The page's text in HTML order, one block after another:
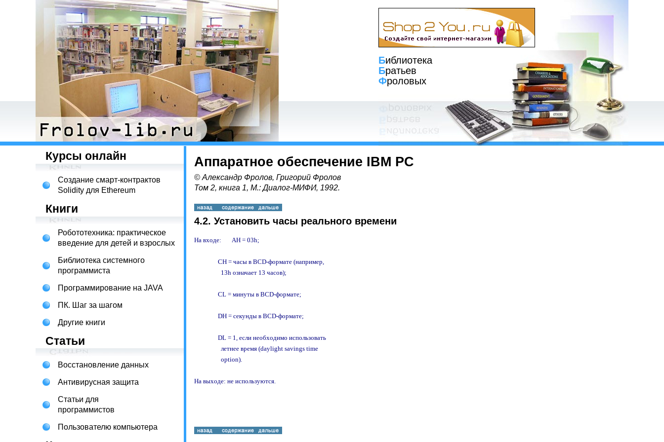
Библиотека
Братьев
Фроловых
Курсы онлайн
Создание смарт-контрактов
Solidity для Ethereum
Книги
Робототехника: практическое
введение для детей и взрослых
Библиотека системного
программиста
Программирование на JAVA
ПК. Шаг за шагом
Другие книги
Статьи
Восстановление данных
Антивирусная защита
Статьи для
программистов
Пользователю компьютера
Аппаратное обеспечение IBM PC
© Александр Фролов, Григорий Фролов
Том 2, книга 1, М.: Диалог-МИФИ, 1992.
4.2. Установить часы реального времени
На входе:       AH = 03h;
                CH = часы в BCD-формате (например,
                  13h означает 13 часов);
                CL = минуты в BCD-формате;
                DH = секунды в BCD-формате;
                DL = 1, если необходимо использовать
                  летнее время (daylight savings time
                  option).
На выходе: не используются.